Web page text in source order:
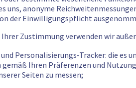
uns, anonyme
der Einwilligungspflicht
Zustimmung verwenden wir
Personalisierungs-Tracker: die es
Ihren Präferenzen und
Seiten zu messen;